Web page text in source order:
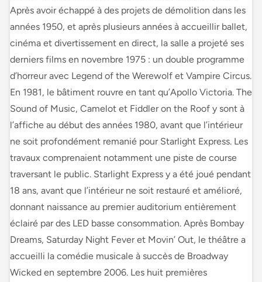
Après avoir échappé à des projets de démolition dans les
années 1950, et après plusieurs années à accueillir ballet,
cinéma et divertissement en direct, la salle a projeté ses
derniers films en novembre 1975 : un double programme
d’horreur avec Legend of the Werewolf et Vampire Circus.
En 1981, le bâtiment rouvre en tant qu’Apollo Victoria. The
Sound of Music, Camelot et Fiddler on the Roof y sont à
l’affiche au début des années 1980, avant que l’intérieur
ne soit profondément remanié pour Starlight Express. Les
travaux comprenaient notamment une piste de course
traversant le public. Starlight Express y a été joué pendant
18 ans, avant que l’intérieur ne soit restauré et amélioré,
donnant naissance au premier auditorium entièrement
éclairé par des LED basse consommation. Après Bombay
Dreams, Saturday Night Fever et Movin’ Out, le théâtre a
accueilli la comédie musicale à succès de Broadway
Wicked en septembre 2006. Les huit premières